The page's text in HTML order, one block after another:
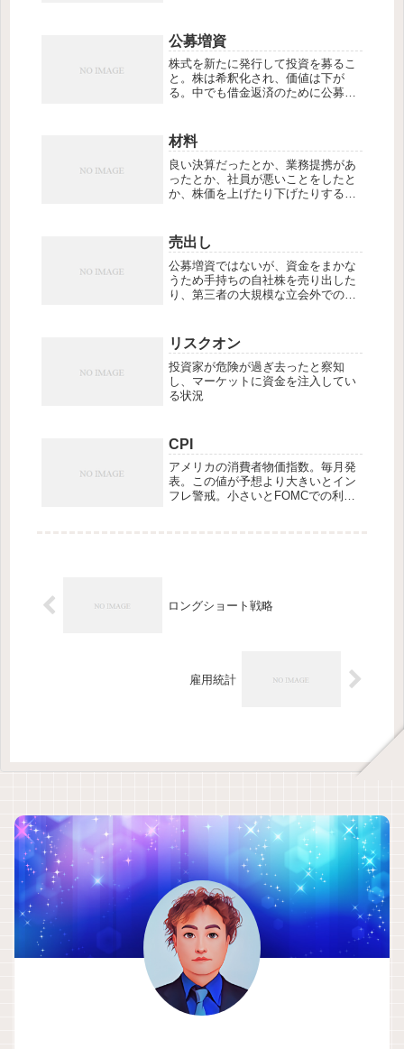
ぎて海外旅行にも行けないありさま
なんですね。是正されてしかるべき
なのです。...
公募増資
株式を新たに発行して投資を募るこ
と。株は希釈化され、価値は下が
る。中でも借金返済のために公募増
りの絶好のチャンスとなる。
材料
良い決算だったとか、業務提携があ
ったとか、社員が悪いことをしたと
か、株価を上げたり下げたりするに
売出し
公募増資ではないが、資金をまかな
うため手持ちの自社株を売り出した
り、第三者の大規模な立会外での売
る要因が多い。
リスクオン
投資家が危険が過ぎ去ったと察知
し、マーケットに資金を注入してい
る状況
CPI
アメリカの消費者物価指数。毎月発
表。この値が予想より大きいとイン
フレ警戒。小さいとFOMCでの利下
ロングショート戦略
雇用統計